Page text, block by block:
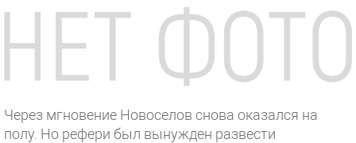
Через мгновение Новоселов снова оказался на
полу. Но рефери был вынужден развести